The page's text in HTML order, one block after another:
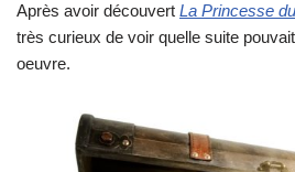
Après avoir découvert La Princesse
très curieux de voir quelle suite
oeuvre.